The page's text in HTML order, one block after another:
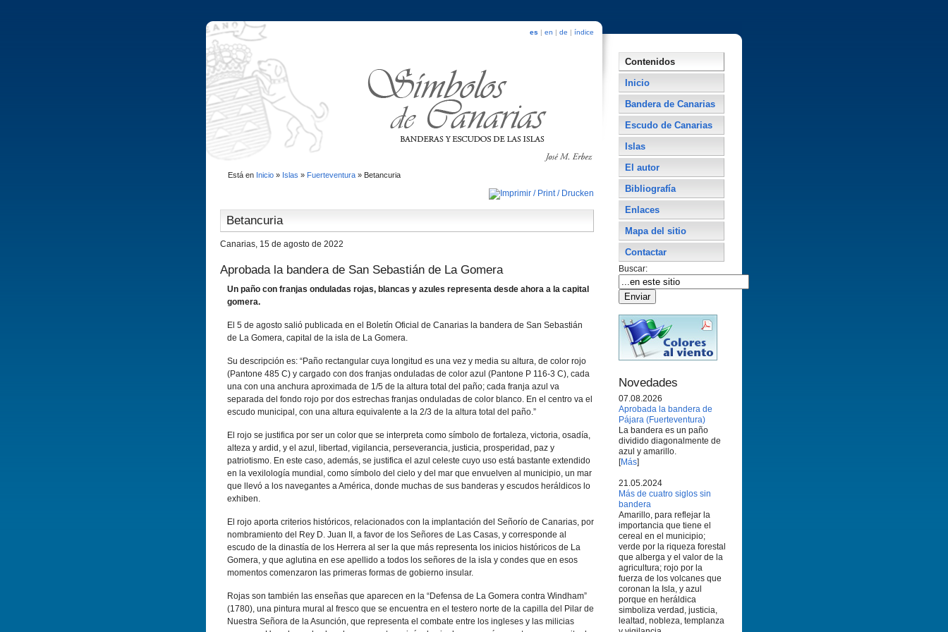
es | en | de | índice
Está en Inicio» Islas » Fuerteventura» Betancuria
Betancuria
Canarias, 15 de agosto de 2022
Aprobada la bandera de San Sebastián de La Gomera
Un paño con franjas onduladas rojas, blancas y azules representa desde ahora a la capital
gomera.
El 5 de agosto salió publicada en el Boletín Oficial de Canarias la bandera de San Sebastián
de La Gomera, capital de la isla de La Gomera.
Su descripción es: “Paño rectangular cuya longitud es una vez y media su altura, de color rojo
(Pantone 485 C) y cargado con dos franjas onduladas de color azul (Pantone P 116-3 C), cada
una con una anchura aproximada de 1/5 de la altura total del paño; cada franja azul va
separada del fondo rojo por dos estrechas franjas onduladas de color blanco. En el centro va el
escudo municipal, con una altura equivalente a la 2/3 de la altura total del paño.”
El rojo se justifica por ser un color que se interpreta como símbolo de fortaleza, victoria, osadía,
alteza y ardid, y el azul, libertad, vigilancia, perseverancia, justicia, prosperidad, paz y
patriotismo. En este caso, además, se justifica el azul celeste cuyo uso está bastante extendido
en la vexilología mundial, como símbolo del cielo y del mar que envuelven al municipio, un mar
que llevó a los navegantes a América, donde muchas de sus banderas y escudos heráldicos lo
exhiben.
El rojo aporta criterios históricos, relacionados con la implantación del Señorío de Canarias, por
nombramiento del Rey D. Juan II, a favor de los Señores de Las Casas, y corresponde al
escudo de la dinastía de los Herrera al ser la que más representa los inicios históricos de La
Gomera, y que aglutina en ese apellido a todos los señores de la isla y condes que en esos
momentos comenzaron las primeras formas de gobierno insular.
Rojas son también las enseñas que aparecen en la “Defensa de La Gomera contra Windham”
(1780), una pintura mural al fresco que se encuentra en el testero norte de la capilla del Pilar de
Nuestra Señora de la Asunción, que representa el combate entre los ingleses y las milicias
Contenidos
Inicio
Bandera de Canarias
Escudo de Canarias
Islas
El autor
Bibliografí­a
Enlaces
Mapa del sitio
Contactar
Buscar:
Novedades
07.08.2026
Aprobada la bandera de
Pájara (Fuerteventura)
La bandera es un paño
dividido diagonalmente de
azul y amarillo.
[Más]
21.05.2024
Más de cuatro siglos sin
bandera
Amarillo, para reflejar la
importancia que tiene el
cereal en el municipio;
verde por la riqueza forestal
que alberga y el valor de la
agricultura; rojo por la
fuerza de los volcanes que
coronan la Isla, y azul
porque en heráldica
simboliza verdad, justicia,
lealtad, nobleza, templanza